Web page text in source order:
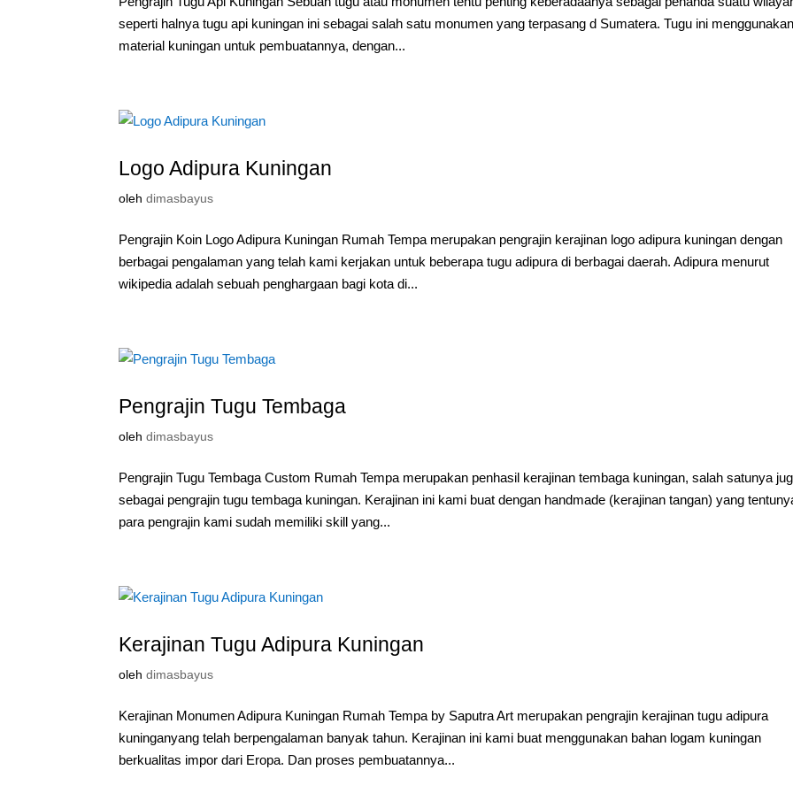
seperti halnya tugu api kuningan ini sebagai salah satu monumen yang terpasang d Sumatera. Tugu ini
material kuningan untuk pembuatannya, dengan...
Logo Adipura Kuningan
olehdimasbayus
Pengrajin Koin Logo Adipura Kuningan Rumah Tempa merupakan pengrajin kerajinan logo adipura kuningan dengan
berbagai pengalaman yang telah kami kerjakan untuk beberapa tugu adipura di berbagai daerah. Adipura menurut
wikipedia adalah sebuah penghargaan bagi kota di...
Pengrajin Tugu Tembaga
olehdimasbayus
Pengrajin Tugu Tembaga Custom Rumah Tempa merupakan penhasil kerajinan tembaga kuningan, salah satunya
sebagai pengrajin tugu tembaga kuningan. Kerajinan ini kami buat dengan handmade (kerajinan tangan) yang
para pengrajin kami sudah memiliki skill yang...
Kerajinan Tugu Adipura Kuningan
olehdimasbayus
Kerajinan Monumen Adipura Kuningan Rumah Tempa by Saputra Art merupakan pengrajin kerajinan tugu adipura
kuninganyang telah berpengalaman banyak tahun. Kerajinan ini kami buat menggunakan bahan logam kuningan
berkualitas impor dari Eropa. Dan proses pembuatannya...